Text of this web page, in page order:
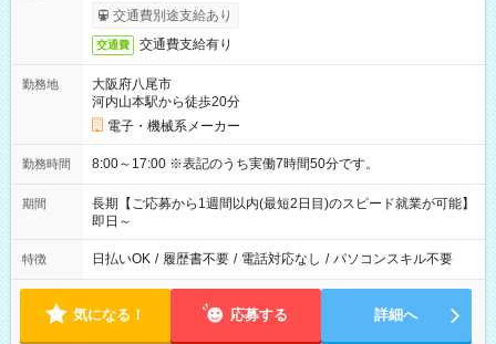
交通費別途支給あり
交通費 交通費支給有り
勤務地
大阪府八尾市
河内山本駅から徒歩20分
電子・機械系メーカー
勤務時間 8:00～17:00 ※表記のうち実働7時間50分です。
期間
長期【ご応募から1週間以内(最短2日目)のスピード就業が可能】
即日～
特徴 日払いOK / 履歴書不要 / 電話対応なし / パソコンスキル不要
気になる！ 応募する 詳細へ